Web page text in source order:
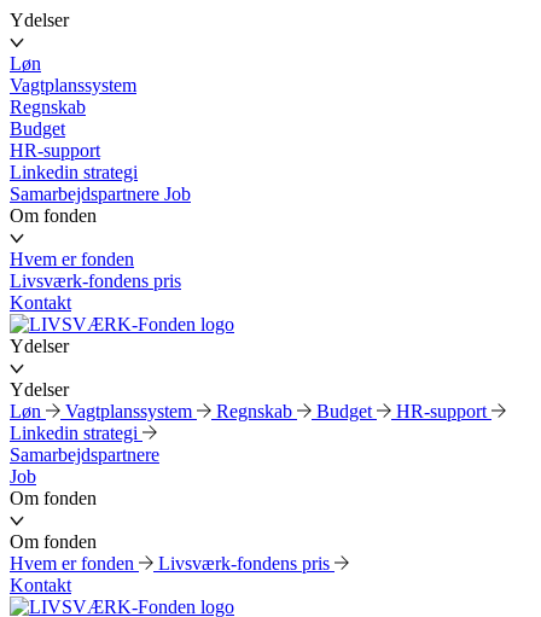
Ydelser
Løn
Vagtplanssystem
Regnskab
Budget
HR-support
Linkedin strategi
Samarbejdspartnere Job
Om fonden
Hvem er fonden
Livsværk-fondens pris
Kontakt
Ydelser
Ydelser
Løn
Vagtplanssystem Regnskab Budget
HR-support
Linkedin strategi
Samarbejdspartnere
Job
Om fonden
Om fonden
Hvem er fonden
Livsværk-fondens pris
Kontakt